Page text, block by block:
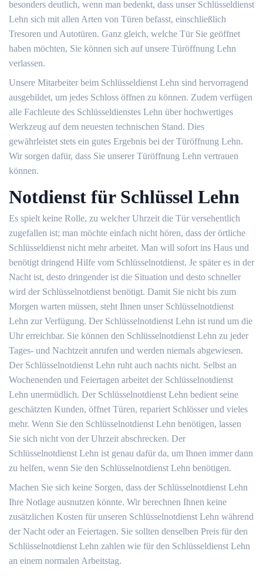
besonders deutlich, wenn man bedenkt, dass unser Schlüsseldienst
Lehn sich mit allen Arten von Türen befasst, einschließlich
Tresoren und Autotüren. Ganz gleich, welche Tür Sie geöffnet
haben möchten, Sie können sich auf unsere Türöffnung Lehn
verlassen.
Unsere Mitarbeiter beim Schlüsseldienst Lehn sind hervorragend
ausgebildet, um jedes Schloss öffnen zu können. Zudem verfügen
alle Fachleute des Schlüsseldienstes Lehn über hochwertiges
Werkzeug auf dem neuesten technischen Stand. Dies
gewährleistet stets ein gutes Ergebnis bei der Türöffnung Lehn.
Wir sorgen dafür, dass Sie unserer Türöffnung Lehn vertrauen
können.
Notdienst für Schlüssel Lehn
Es spielt keine Rolle, zu welcher Uhrzeit die Tür versehentlich
zugefallen ist; man möchte einfach nicht hören, dass der örtliche
Schlüsseldienst nicht mehr arbeitet. Man will sofort ins Haus und
benötigt dringend Hilfe vom Schlüsselnotdienst. Je später es in der
Nacht ist, desto dringender ist die Situation und desto schneller
wird der Schlüsselnotdienst benötigt. Damit Sie nicht bis zum
Morgen warten müssen, steht Ihnen unser Schlüsselnotdienst
Lehn zur Verfügung. Der Schlüsselnotdienst Lehn ist rund um die
Uhr erreichbar. Sie können den Schlüsselnotdienst Lehn zu jeder
Tages- und Nachtzeit anrufen und werden niemals abgewiesen.
Der Schlüsselnotdienst Lehn ruht auch nachts nicht. Selbst an
Wochenenden und Feiertagen arbeitet der Schlüsselnotdienst
Lehn unermüdlich. Der Schlüsselnotdienst Lehn bedient seine
geschätzten Kunden, öffnet Türen, repariert Schlösser und vieles
mehr. Wenn Sie den Schlüsselnotdienst Lehn benötigen, lassen
Sie sich nicht von der Uhrzeit abschrecken. Der
Schlüsselnotdienst Lehn ist genau dafür da, um Ihnen immer dann
zu helfen, wenn Sie den Schlüsselnotdienst Lehn benötigen.
Machen Sie sich keine Sorgen, dass der Schlüsselnotdienst Lehn
Ihre Notlage ausnutzen könnte. Wir berechnen Ihnen keine
zusätzlichen Kosten für unseren Schlüsselnotdienst Lehn während
der Nacht oder an Feiertagen. Sie sollten denselben Preis für den
Schlüsselnotdienst Lehn zahlen wie für den Schlüsseldienst Lehn
an einem normalen Arbeitstag.